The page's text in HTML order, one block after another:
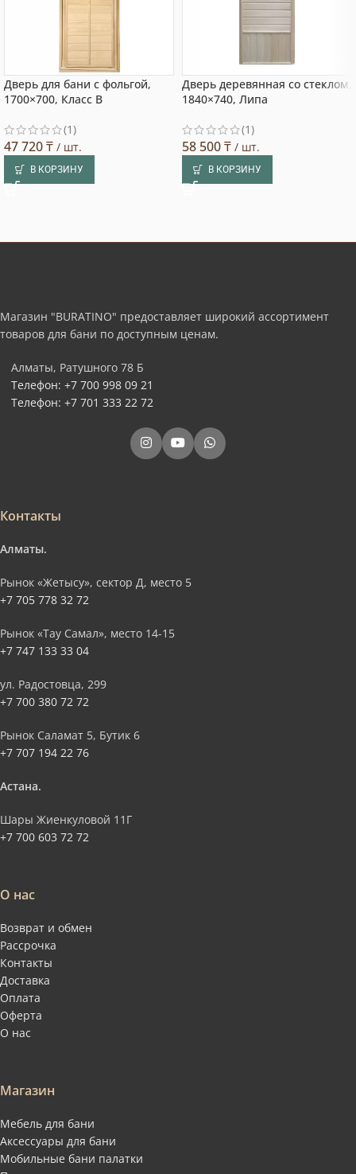
Дверь для бани с фольгой,
1700×700, Класс B
(1)
47 720₸ / шт.
В КОРЗИНУ
Дверь деревянная со стеклом,
1840×740, Липа
(1)
58 500₸ / шт.
В КОРЗИНУ
Магазин "BURATINO" предоставляет широкий ассортимент
товаров для бани по доступным ценам.
Алматы, Ратушного 78 Б
Телефон: +7 700 998 09 21
Телефон: +7 701 333 22 72
Контакты
Алматы.
Рынок «Жетысу», сектор Д, место 5
+7 705 778 32 72
Рынок «Тау Самал», место 14-15
+7 747 133 33 04
ул. Радостовца, 299
+7 700 380 72 72
Рынок Саламат 5, Бутик 6
+7 707 194 22 76
Астана.
Шары Жиенкуловой 11Г
+7 700 603 72 72
О нас
Возврат и обмен
Рассрочка
Контакты
Доставка
Оплата
Оферта
О нас
Магазин
Мебель для бани
Аксессуары для бани
Мобильные бани палатки